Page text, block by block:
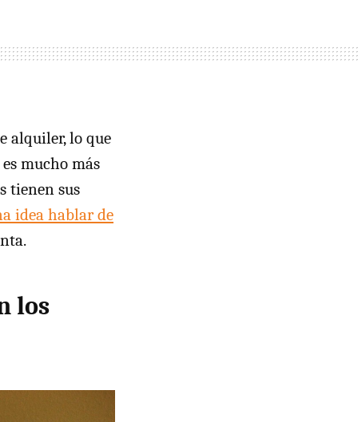
alquiler, lo que
mucho más
tienen sus
idea hablar de
los